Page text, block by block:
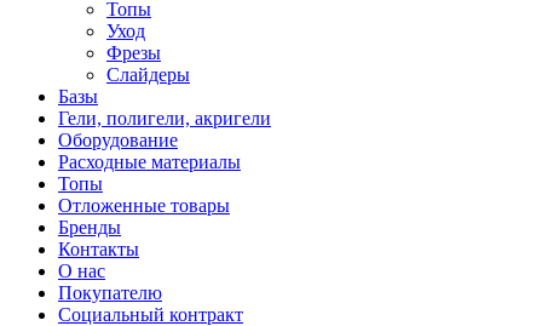
Топы
Уход
Фрезы
Слайдеры
Базы
Гели, полигели, акригели
Оборудование
Расходные материалы
Топы
Отложенные товары
Бренды
Контакты
О нас
Покупателю
Социальный контракт